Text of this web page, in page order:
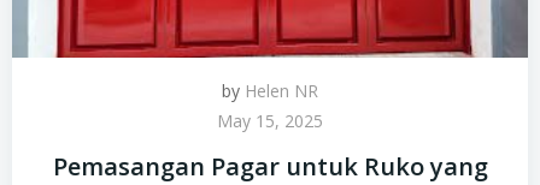
by Helen NR
May 15, 2025
Pemasangan Pagar untuk Ruko yang